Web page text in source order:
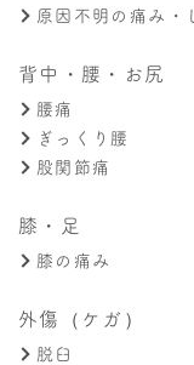
原因不明の痛み・
背中・腰・お尻
腰痛
ぎっくり腰
股関節痛
膝・足
膝の痛み
外傷（ケガ）
脱臼